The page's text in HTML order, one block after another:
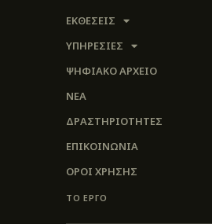
ΕΚΘΕΣΕΙΣ
ΥΠΗΡΕΣΙΕΣ
ΨΗΦΙΑΚΌ ΑΡΧΕΊΟ
ΝΕΑ
ΔΡΑΣΤΗΡΙΟΤΗΤΕΣ
ΕΠΙΚΟΙΝΩΝΊΑ
ΌΡΟΙ ΧΡΉΣΗΣ
ΤΟ ΕΡΓΟ